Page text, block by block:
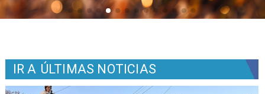
IR A ÚLTIMAS NOTICIAS